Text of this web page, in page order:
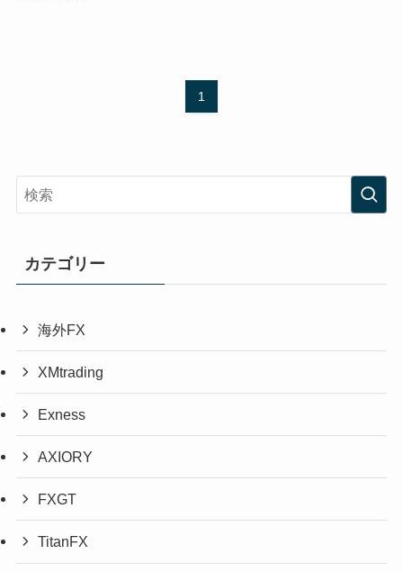
1
カテゴリー
海外FX
XMtrading
Exness
AXIORY
FXGT
TitanFX